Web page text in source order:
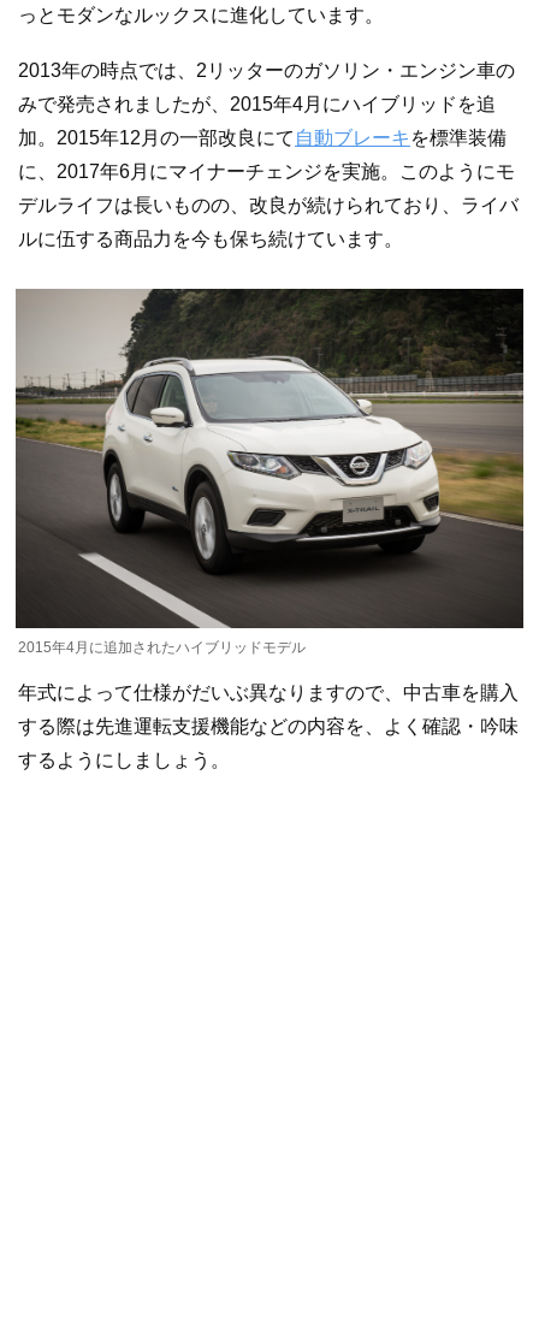
っとモダンなルックスに進化しています。
2013年の時点では、2リッターのガソリン・エンジン車の
みで発売されましたが、2015年4月にハイブリッドを追
加。2015年12月の一部改良にて 自動ブレーキ を標準装備
に、2017年6月にマイナーチェンジを実施。このようにモ
デルライフは長いものの、改良が続けられており、ライバ
ルに伍する商品力を今も保ち続けています。
2015年4月に追加されたハイブリッドモデル
年式によって仕様がだいぶ異なりますので、中古車を購入
する際は先進運転支援機能などの内容を、よく確認・吟味
するようにしましょう。